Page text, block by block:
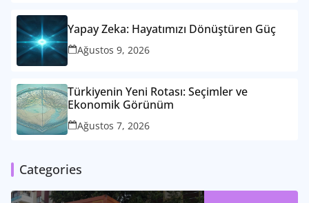
Yapay Zeka: Hayatımızı Dönüştüren Güç
Ağustos 9, 2026
Türkiyenin Yeni Rotası: Seçimler ve
Ekonomik Görünüm
Ağustos 7, 2026
Categories